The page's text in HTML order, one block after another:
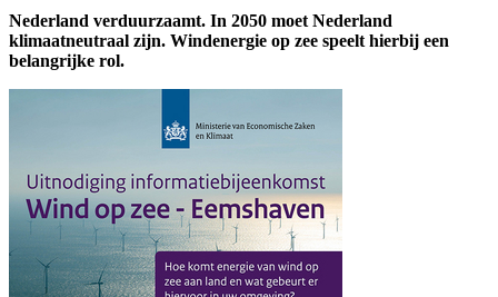
Nederland verduurzaamt. In 2050 moet Nederland
klimaatneutraal zijn. Windenergie op zee speelt hierbij een
belangrijke rol.